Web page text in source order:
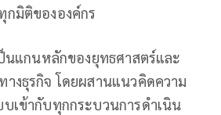
กมิติขององค์กร
ป็นแกนหลักของยุทธศาสตร์และ
งธุรกิจ โดยผสานแนวคิดความ
บเข้ากับทุกกระบวนการดำเนิน